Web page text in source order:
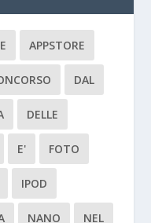
APPSTORE
DAL
DELLE
E' FOTO
IPOD
NANO NEL